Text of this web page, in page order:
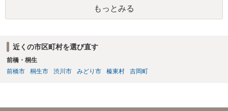
もっとみる
近くの市区町村を選び直す
前橋・桐生
前橋市
桐生市 渋川市 みどり市 榛東村 吉岡町